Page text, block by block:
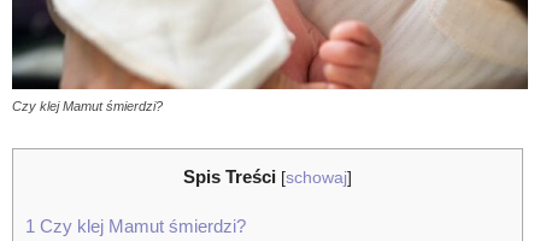
Czy klej Mamut śmierdzi?
Spis Treści [schowaj]
1 Czy klej Mamut śmierdzi?